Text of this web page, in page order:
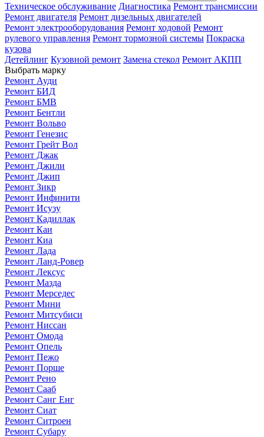
Техническое обслуживание Диагностика Ремонт трансмиссии
Ремонт двигателя Ремонт дизельных двигателей
Ремонт электрооборудования Ремонт ходовой Ремонт
рулевого управления Ремонт тормозной системы Покраска
кузова
Детейлинг Кузовной ремонт Замена стекол Ремонт АКПП
Выбрать марку
Ремонт Ауди
Ремонт БИД
Ремонт БМВ
Ремонт Бентли
Ремонт Вольво
Ремонт Генезис
Ремонт Грейт Вол
Ремонт Джак
Ремонт Джили
Ремонт Джип
Ремонт Зикр
Ремонт Инфинити
Ремонт Исузу
Ремонт Кадиллак
Ремонт Каи
Ремонт Киа
Ремонт Лада
Ремонт Ланд-Ровер
Ремонт Лексус
Ремонт Мазда
Ремонт Мерседес
Ремонт Мини
Ремонт Митсубиси
Ремонт Ниссан
Ремонт Омода
Ремонт Опель
Ремонт Пежо
Ремонт Порше
Ремонт Рено
Ремонт Сааб
Ремонт Санг Енг
Ремонт Сиат
Ремонт Ситроен
Ремонт Субару